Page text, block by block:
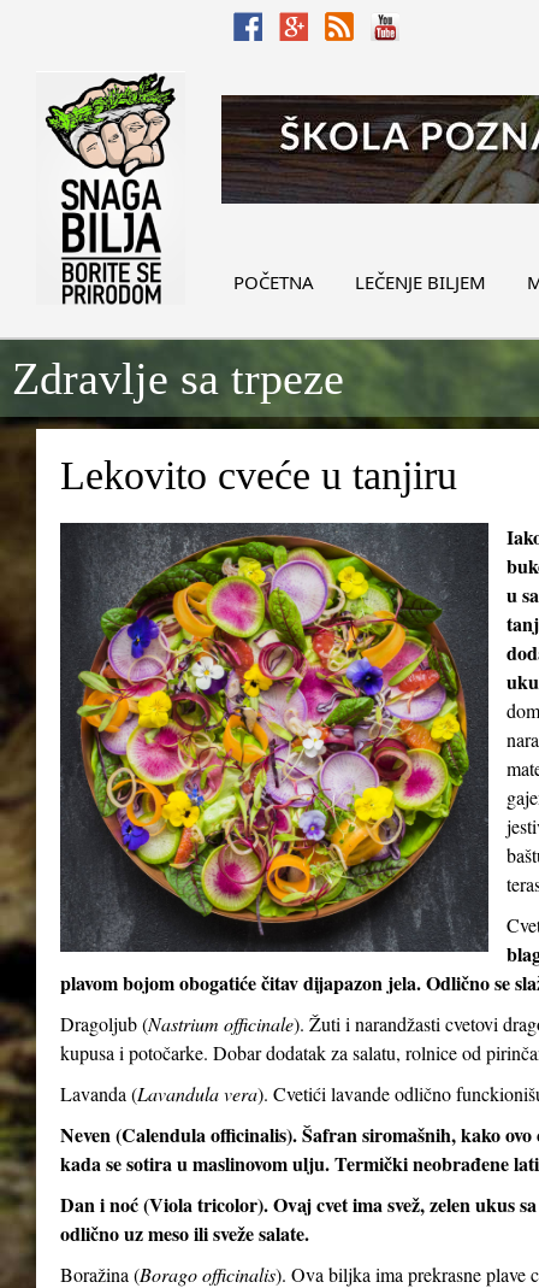
POČETNA LEČENJE BILJEM
Zdravlje sa trpeze
Lekovito cveće u tanjiru
u
plavom bojom obogatiće čitav dijapazon jela. Odlično se
Dragoljub (Nastrium officinale). Žuti i narandžasti cvetovi
kupusa i potočarke. Dobar dodatak za salatu, rolnice od
Lavanda (Lavandula vera). Cvetići lavande odlično
Neven (Calendula officinalis). Šafran siromašnih, kako
kada se sotira u maslinovom ulju. Termički neobrađene
Dan i noć (Viola tricolor). Ovaj cvet ima svež, zelen ukus
odlično uz meso ili sveže salate.
Boražina (Borago officinalis). Ova biljka ima prekrasne plave